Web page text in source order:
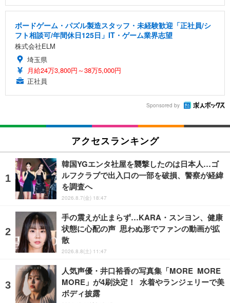
ボードゲーム・パズル製造スタッフ・未経験歓迎「正社員/シ
フト相談可/年間休日125日」IT・ゲーム業界志望
株式会社ELM
埼玉県
月給24万3,800円～38万5,000円
正社員
Sponsored by
アクセスランキング
韓国YGエンタ社屋を襲撃したのは日本人…ゴ
ルフクラブで出入口の一部を破損、警察が経緯
を調査へ
2026.8.7(金) 18:47
手の震えが止まらず…KARA・スンヨン、健康
状態に心配の声 思わぬ形でファンの動画が拡
散
2026.8.8(土) 11:47
人気声優・井口裕香の写真集「MORE MORE
MORE」が4刷決定！ 水着やランジェリーで美
ボディ披露